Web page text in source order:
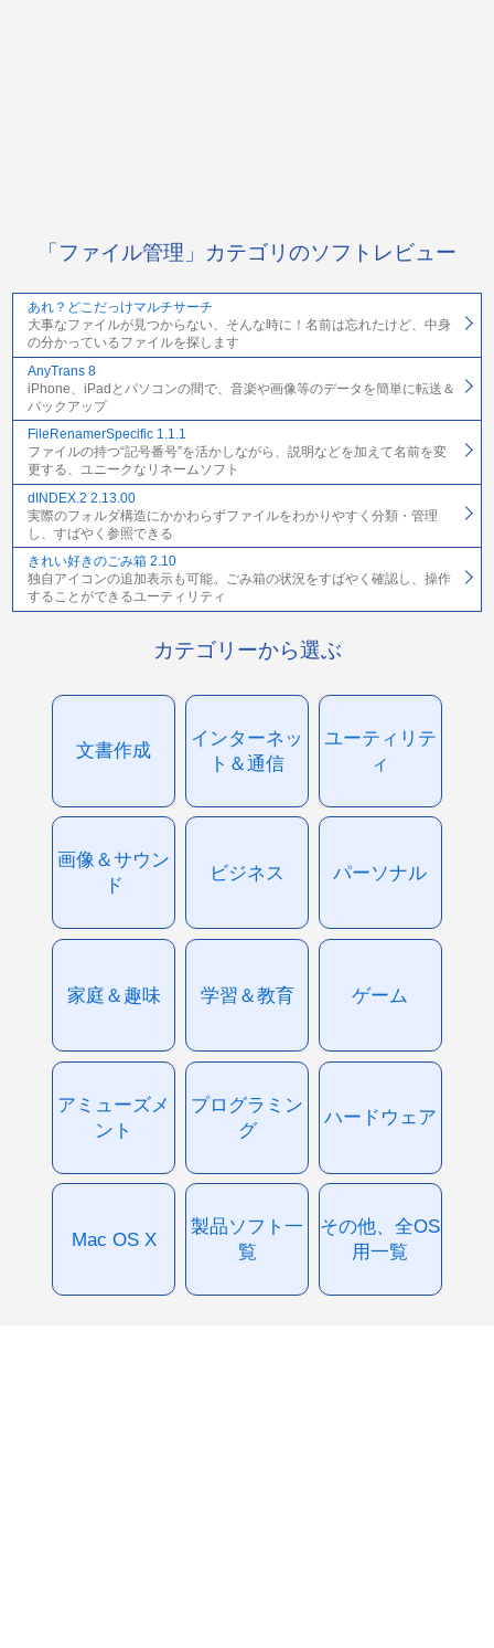
「ファイル管理」カテゴリのソフトレビュー
あれ？どこだっけマルチサーチ
大事なファイルが見つからない、そんな時に！名前は忘れたけど、中身
の分かっているファイルを探します
AnyTrans 8
iPhone、iPadとパソコンの間で、音楽や画像等のデータを簡単に転送＆
バックアップ
FileRenamerSpecific 1.1.1
ファイルの持つ“記号番号”を活かしながら、説明などを加えて名前を変
更する、ユニークなリネームソフト
dINDEX.2 2.13.00
実際のフォルダ構造にかかわらずファイルをわかりやすく分類・管理
し、すばやく参照できる
きれい好きのごみ箱 2.10
独自アイコンの追加表示も可能。ごみ箱の状況をすばやく確認し、操作
することができるユーティリティ
カテゴリーから選ぶ
文書作成
インターネッ
ト＆通信
ユーティリテ
ィ
画像＆サウン
ド
ビジネス パーソナル
家庭＆趣味 学習＆教育 ゲーム
アミューズメ
ント
プログラミン
グ
ハードウェア
Mac OS X
製品ソフト一
覧
その他、全OS
用一覧